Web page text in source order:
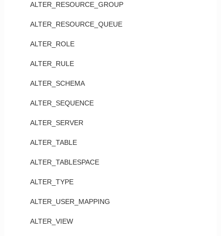
ALTER_RESOURCE_GROUP
ALTER_RESOURCE_QUEUE
ALTER_ROLE
ALTER_RULE
ALTER_SCHEMA
ALTER_SEQUENCE
ALTER_SERVER
ALTER_TABLE
ALTER_TABLESPACE
ALTER_TYPE
ALTER_USER_MAPPING
ALTER_VIEW